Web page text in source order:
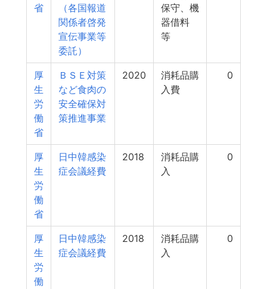
省
（各国報道
関係者啓発
宣伝事業等
委託）
保守、機
器借料
等
厚
生
労
働
省
ＢＳＥ対策
など食肉の
安全確保対
策推進事業
2020
消耗品購
入費
0
厚
生
労
働
省
日中韓感染
症会議経費
2018
消耗品購
入
0
厚
生
労
働
日中韓感染
症会議経費
2018
消耗品購
入
0